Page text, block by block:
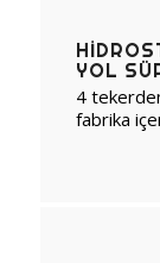
YOL
4
fabrika